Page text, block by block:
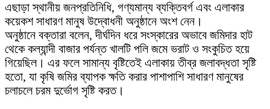
​এছাড়া স্থানীয় জনপ্রতিনিধি, গণ্যমান্য ব্যক্তিবর্গ এবং এলাকার
কয়েকশ সাধারণ মানুষ উদ্বোধনী অনুষ্ঠানে অংশ নেন।
​অনুষ্ঠানে বক্তারা বলেন, দীর্ঘদিন ধরে সংস্কারের অভাবে জমিদার হাট
থেকে কল্যান্দী বাজার পর্যন্ত খালটি পলি জমে ভরাট ও সংকুচিত হয়ে
গিয়েছিল। এর ফলে সামান্য বৃষ্টিতেই এলাকায় তীব্র জলাবদ্ধতা সৃষ্টি
হতো, যা কৃষি জমির ব্যাপক ক্ষতি করার পাশাপাশি সাধারণ মানুষের
চলাচলে চরম দুর্ভোগ সৃষ্টি করত।